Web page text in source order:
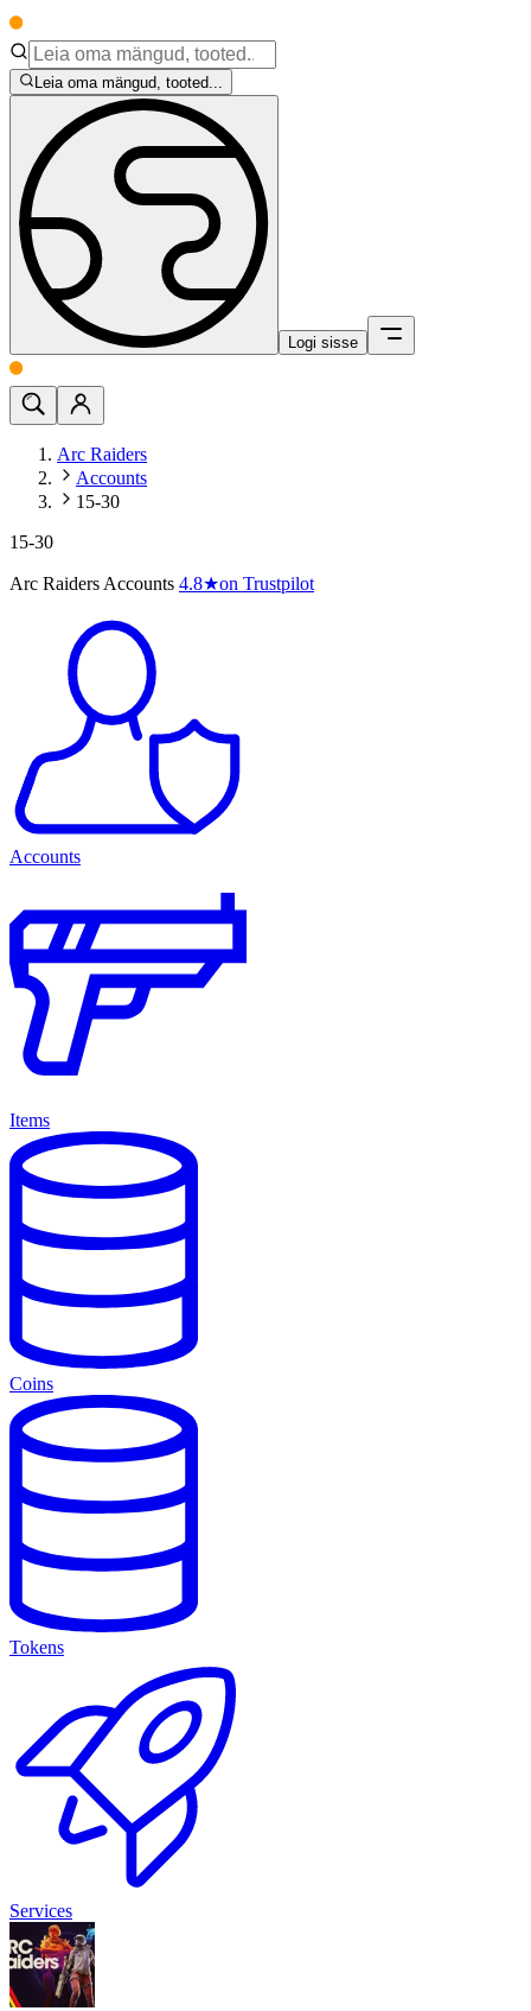
Leia oma mängud, tooted...
Logi sisse
Arc Raiders
Accounts
15-30
15-30
Arc Raiders Accounts 4.8★on Trustpilot
Accounts
Items
Coins
Tokens
Services